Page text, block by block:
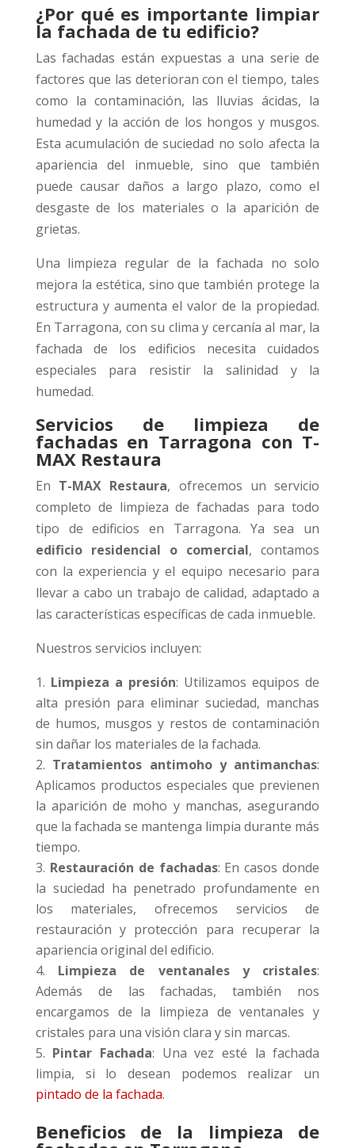
¿Por qué es importante limpiar
la fachada de tu edificio?
Las fachadas están expuestas a una serie de
factores que las deterioran con el tiempo, tales
como la contaminación, las lluvias ácidas, la
humedad y la acción de los hongos y musgos.
Esta acumulación de suciedad no solo afecta la
apariencia del inmueble, sino que también
puede causar daños a largo plazo, como el
desgaste de los materiales o la aparición de
grietas.
Una limpieza regular de la fachada no solo
mejora la estética, sino que también protege la
estructura y aumenta el valor de la propiedad.
En Tarragona, con su clima y cercanía al mar, la
fachada de los edificios necesita cuidados
especiales para resistir la salinidad y la
humedad.
Servicios de limpieza de
fachadas en Tarragona con T-
MAX Restaura
En T-MAX Restaura, ofrecemos un servicio
completo de limpieza de fachadas para todo
tipo de edificios en Tarragona. Ya sea un
edificio residencial o comercial, contamos
con la experiencia y el equipo necesario para
llevar a cabo un trabajo de calidad, adaptado a
las características específicas de cada inmueble.
Nuestros servicios incluyen:
Limpieza a presión: Utilizamos equipos de
alta presión para eliminar suciedad, manchas
de humos, musgos y restos de contaminación
sin dañar los materiales de la fachada.
Tratamientos antimoho y antimanchas:
Aplicamos productos especiales que previenen
la aparición de moho y manchas, asegurando
que la fachada se mantenga limpia durante más
tiempo.
Restauración de fachadas: En casos donde
la suciedad ha penetrado profundamente en
los materiales, ofrecemos servicios de
restauración y protección para recuperar la
apariencia original del edificio.
Limpieza de ventanales y cristales:
Además de las fachadas, también nos
encargamos de la limpieza de ventanales y
cristales para una visión clara y sin marcas.
Pintar Fachada: Una vez esté la fachada
limpia, si lo desean podemos realizar un
pintado de la fachada.
Beneficios de la limpieza de